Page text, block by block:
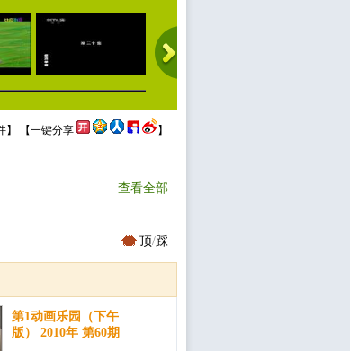
】 【一键分享 】
查看全部
顶/踩
第1动画乐园（下午
版） 2010年 第60期